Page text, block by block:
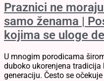
Praznici ne
samo ženama |
kojima se uloge
U mnogim porodicama
duboko ukorenjena tradicija
generaciju. Često se očekuje